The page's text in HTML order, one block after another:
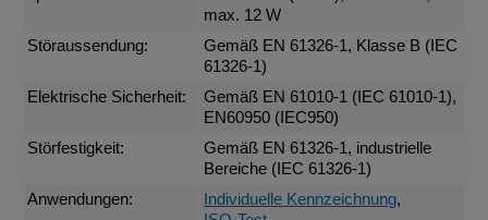
max. 12 W
Störaussendung:
Gemäß EN 61326-1, Klasse B (IEC
61326-1)
Elektrische Sicherheit:
Gemäß EN 61010-1 (IEC 61010-1),
EN60950 (IEC950)
Störfestigkeit:
Gemäß EN 61326-1, industrielle
Bereiche (IEC 61326-1)
Anwendungen:
Individuelle Kennzeichnung,